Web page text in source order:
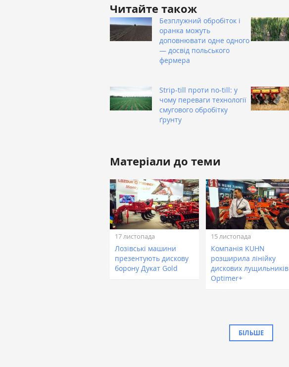
Читайте також
Безплужний обробіток і
оранка можуть
доповнювати одне одного
— досвід польського
фермера
Strip-till проти no-till: у
чому переваги технології
смугового обробітку
ґрунту
Матеріали до теми
17 листопада
Лозівські машини
презентують дискову
борону Дукат Gold
15 листопада
Компанія KUHN
розширила лінійку
дискових лущильників
Optimer+
БІЛЬШЕ